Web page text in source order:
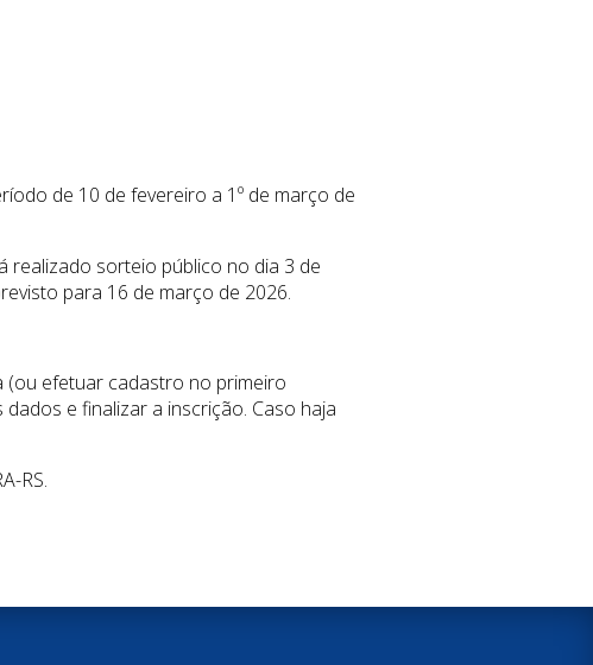
de 10 de fevereiro a 1º de março de
realizado sorteio público no dia 3 de
para 16 de março de 2026.
(ou efetuar cadastro no primeiro
e finalizar a inscrição. Caso haja
RS.